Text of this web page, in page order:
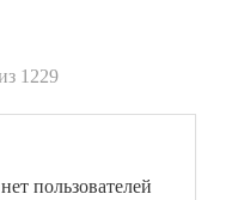
1229
пользователей